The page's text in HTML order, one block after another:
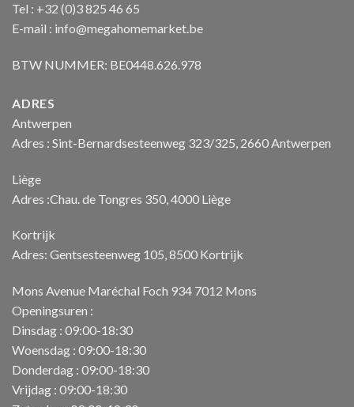
Tel : +32 (0)3 825 46 65
E-mail : info@megahomemarket.be
BTW NUMMER: BE0448.626.978
ADRES
Antwerpen
Adres : Sint-Bernardsesteenweg 323/325, 2660 Antwerpen
Liège
Adres :Chau. de Tongres 350, 4000 Liège
Kortrijk
Adres: Gentsesteenweg 105, 8500 Kortrijk
Mons Avenue Maréchal Foch 934 7012 Mons
Openingsuren :
Dinsdag : 09:00-18:30
Woensdag : 09:00-18:30
Donderdag : 09:00-18:30
Vrijdag : 09:00-18:30